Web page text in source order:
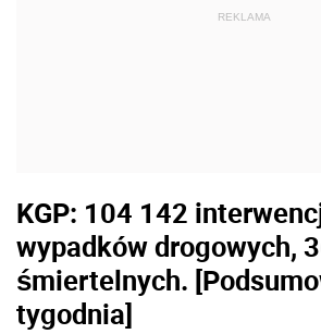
REKLAMA
KGP: 104 142
wypadków drogowych,
śmiertelnych.
tygodnia]